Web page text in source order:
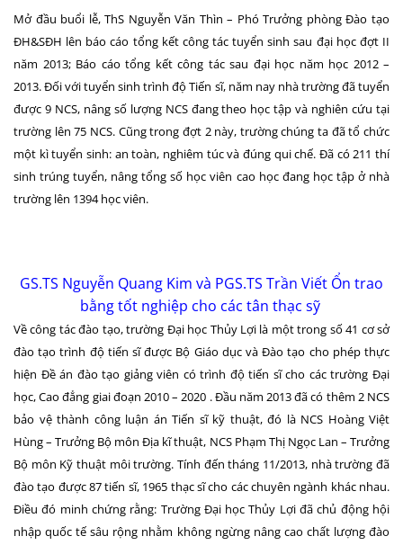
Mở đầu buổi lễ, ThS Nguyễn Văn Thìn – Phó Trưởng phòng Đào tạo
ĐH&SĐH lên báo cáo tổng kết công tác tuyển sinh sau đại học đợt II
năm 2013; Báo cáo tổng kết công tác sau đại học năm học 2012 –
2013. Đối với tuyển sinh trình độ Tiến sĩ, năm nay nhà trường đã tuyển
được 9 NCS, nâng số lượng NCS đang theo học tập và nghiên cứu tại
trường lên 75 NCS. Cũng trong đợt 2 này, trường chúng ta đã tổ chức
một kì tuyển sinh: an toàn, nghiêm túc và đúng qui chế. Đã có 211 thí
sinh trúng tuyển, nâng tổng số học viên cao học đang học tập ở nhà
trường lên 1394 học viên.
GS.TS Nguyễn Quang Kim và PGS.TS Trần Viết Ổn trao
bằng tốt nghiệp cho các tân thạc sỹ
Về công tác đào tạo, trường Đại học Thủy Lợi là một trong số 41 cơ sở
đào tạo trình độ tiến sĩ được Bộ Giáo dục và Đào tạo cho phép thực
hiện Đề án đào tạo giảng viên có trình độ tiến sĩ cho các trường Đại
học, Cao đẳng giai đoạn 2010 – 2020 . Đầu năm 2013 đã có thêm 2 NCS
bảo vệ thành công luận án Tiến sĩ kỹ thuật, đó là NCS Hoàng Việt
Hùng – Trưởng Bộ môn Địa kĩ thuật, NCS Phạm Thị Ngọc Lan – Trưởng
Bộ môn Kỹ thuật môi trường. Tính đến tháng 11/2013, nhà trường đã
đào tạo được 87 tiến sĩ, 1965 thạc sĩ cho các chuyên ngành khác nhau.
Điều đó minh chứng rằng: Trường Đại học Thủy Lợi đã chủ động hội
nhập quốc tế sâu rộng nhằm không ngừng nâng cao chất lượng đào